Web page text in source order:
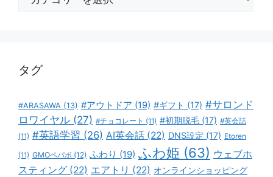
タグ
#ARASAWA (13) #アウトドア (19) #ギフト (17) #サロンド
ロワイヤル (27) #チョコレート (11) #初期脱毛 (17) #英会話
(11) #英語学習 (26) AI英会話 (22) DNS設定 (17) Etoren
(11) GMOペパボ (12) ふわり (19) ふわ姫 (63) ウェブホ
スティング (22) エアトリ (22) オンラインショッピング